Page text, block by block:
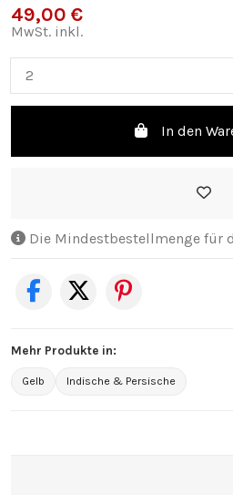
49,00 €
MwSt. inkl.
In den
Die Mindestbestellmenge für
Mehr Produkte in:
Gelb Indische & Persische